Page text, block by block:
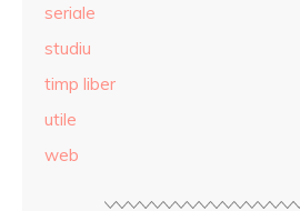
seriale
studiu
timp liber
utile
web